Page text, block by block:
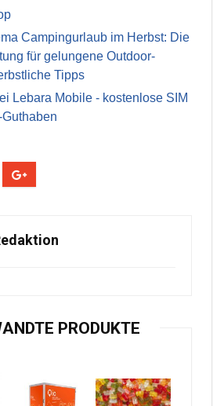
Campingurlaub im Herbst: Die
für gelungene Outdoor-
Tipps
Lebara Mobile - kostenlose SIM
PRODUKTE